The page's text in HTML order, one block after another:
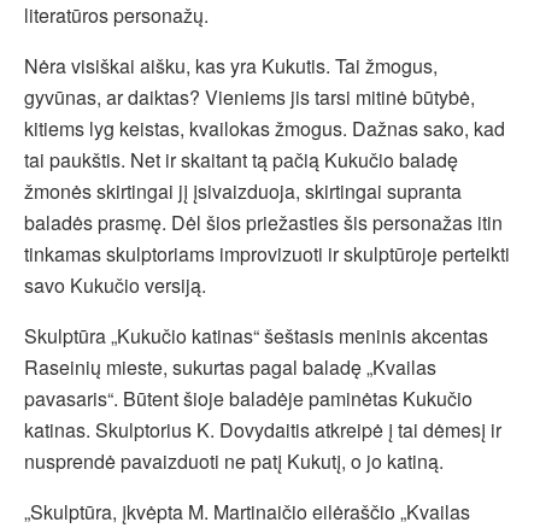
literatūros personažų.
Nėra visiškai aišku, kas yra Kukutis. Tai žmogus,
gyvūnas, ar daiktas? Vieniems jis tarsi mitinė būtybė,
kitiems lyg keistas, kvailokas žmogus. Dažnas sako, kad
tai paukštis. Net ir skaitant tą pačią Kukučio baladę
žmonės skirtingai jį įsivaizduoja, skirtingai supranta
baladės prasmę. Dėl šios priežasties šis personažas itin
tinkamas skulptoriams improvizuoti ir skulptūroje perteikti
savo Kukučio versiją.
Skulptūra „Kukučio katinas“ šeštasis meninis akcentas
Raseinių mieste, sukurtas pagal baladę „Kvailas
pavasaris“. Būtent šioje baladėje paminėtas Kukučio
katinas. Skulptorius K. Dovydaitis atkreipė į tai dėmesį ir
nusprendė pavaizduoti ne patį Kukutį, o jo katiną.
„Skulptūra, įkvėpta M. Martinaičio eilėraščio „Kvailas